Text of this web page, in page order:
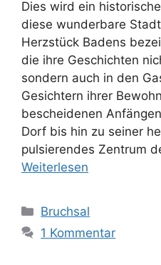
Dies wird ein
diese wunderbare
Herzstück Badens
die ihre Geschichten
sondern auch in den
Gesichtern ihrer
bescheidenen
Dorf bis hin zu seiner
pulsierendes Zentrum
Weiterlesen
Kategorien
Bruchsal
1 Kommentar